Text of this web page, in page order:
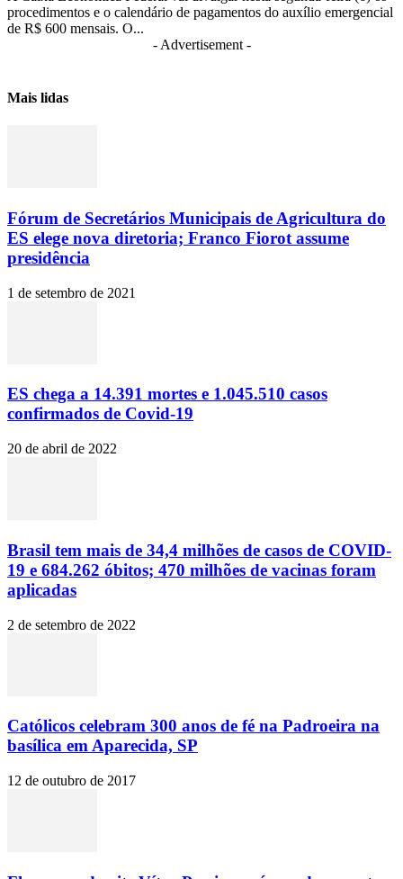
procedimentos e o calendário de pagamentos do auxílio emergencial
de R$ 600 mensais. O...
- Advertisement -
Mais lidas
Fórum de Secretários Municipais de Agricultura do
ES elege nova diretoria; Franco Fiorot assume
presidência
1 de setembro de 2021
ES chega a 14.391 mortes e 1.045.510 casos
confirmados de Covid-19
20 de abril de 2022
Brasil tem mais de 34,4 milhões de casos de COVID-
19 e 684.262 óbitos; 470 milhões de vacinas foram
aplicadas
2 de setembro de 2022
Católicos celebram 300 anos de fé na Padroeira na
basílica em Aparecida, SP
12 de outubro de 2017